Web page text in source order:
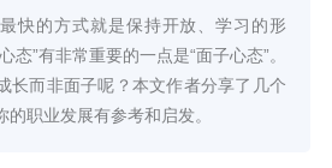
快的方式就是保持开放、学习的形
态”有非常重要的一点是“面子心态”。
长而非面子呢？本文作者分享了几个
职业发展有参考和启发。